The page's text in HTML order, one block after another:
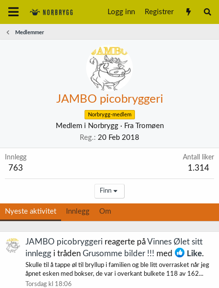
Logg inn Registrer
Medlemmer
JAMBO picobryggeri
Norbrygg-medlem
Medlem i Norbrygg · Fra
Tromøen
Reg. 20 Feb 2018
Innlegg
763
Antall liker
1.314
Finn
Nyeste aktivitet Innlegg Om
JAMBO picobryggeri reagerte påVinnes Ølet sitt
innlegg i tråden Grusomme bilder !!! med Like.
Skulle til å tappe øl til bryllup i familien og ble litt overrasket når jeg
åpnet esken med bokser, de var i overkant bulkete 118 av 162...
Torsdag kl 18:06